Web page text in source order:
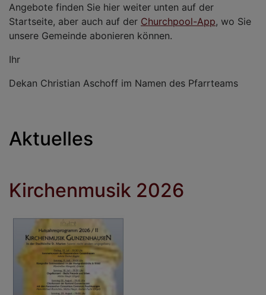
Angebote finden Sie hier weiter unten auf der
Startseite, aber auch auf der Churchpool-App, wo Sie
unsere Gemeinde abonieren können.
Ihr
Dekan Christian Aschoff im Namen des Pfarrteams
Aktuelles
Kirchenmusik 2026